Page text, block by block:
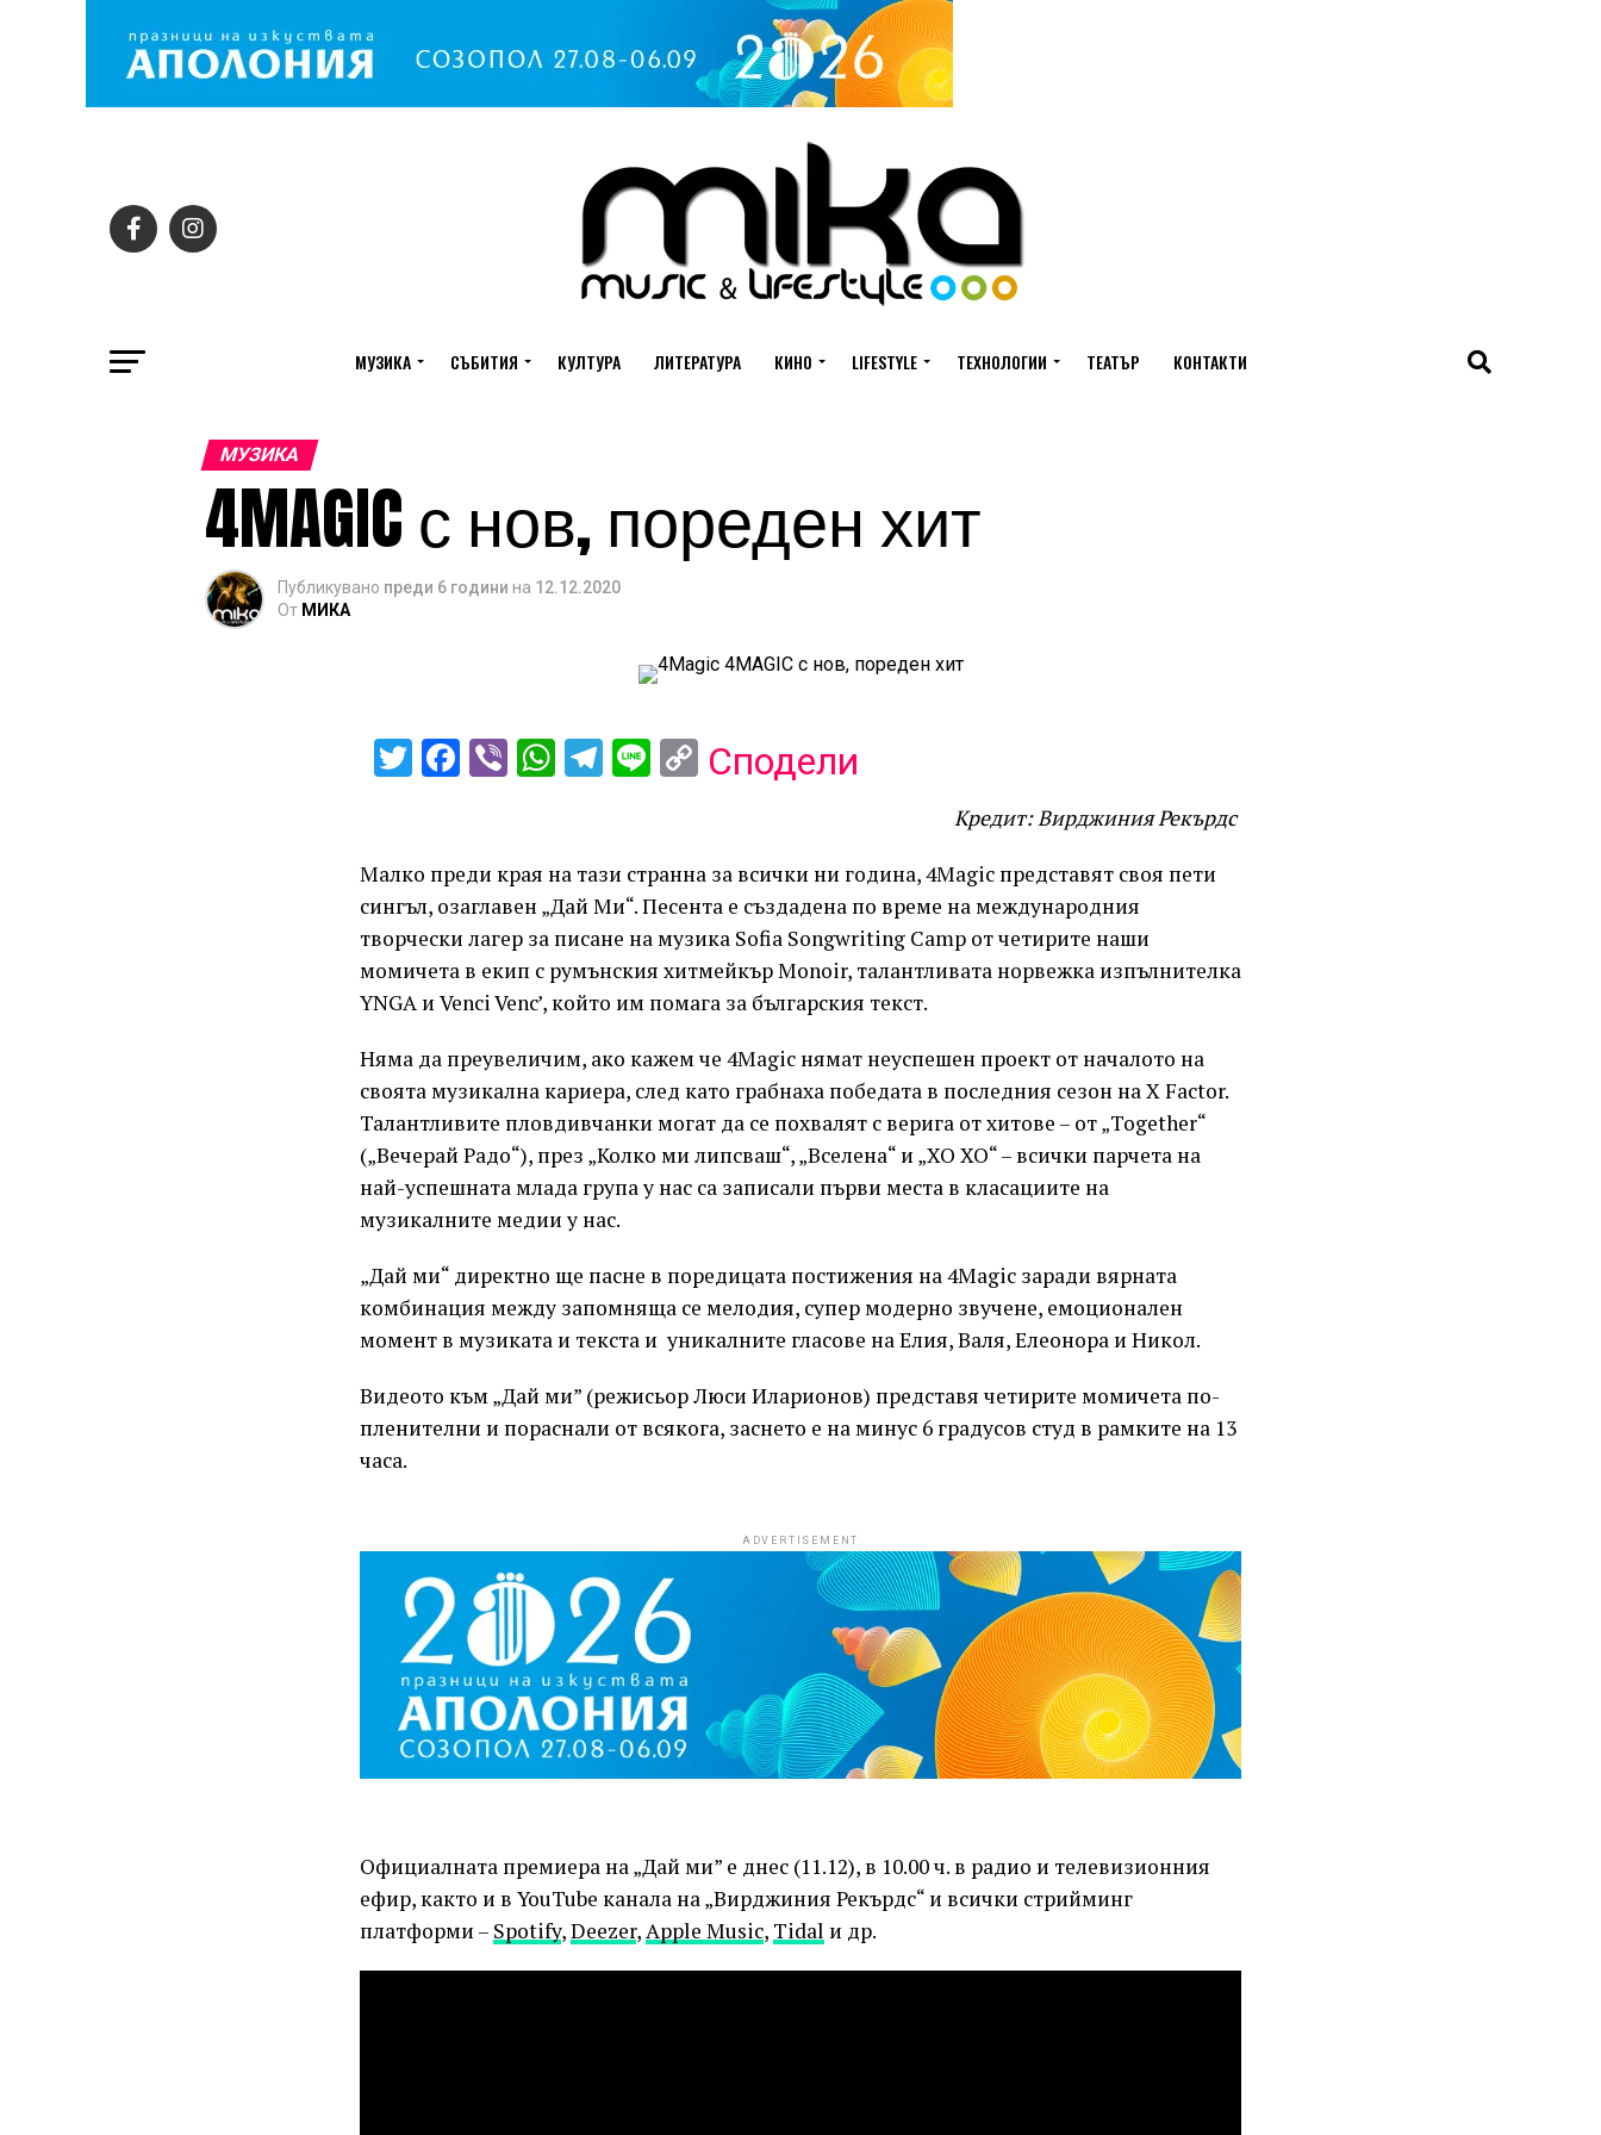
МУЗИКА СЪБИТИЯ КУЛТУРА ЛИТЕРАТУРА КИНО LIFESTYLE ТЕХНОЛОГИИ ТЕАТЪР КОНТАКТИ
МУЗИКА
4MAGIC с нов, пореден хит
Публикувано преди 6 години на 12.12.2020
От МИКА
Twitter
Facebook
ViberWhatsApp
Telegram
LineCopy
Сподели
Кредит: Вирджиния Рекърдс
Малко преди края на тази странна за всички ни година, 4Magic представят своя пети
сингъл, озаглавен „Дай Ми“. Песента е създадена по време на международния
творчески лагер за писане на музика Sofia Songwriting Camp от четирите наши
момичета в екип с румънския хитмейкър Monoir, талантливата норвежка изпълнителка
YNGA и Venci Venc’, който им помага за българския текст.
Няма да преувеличим, ако кажем че 4Magic нямат неуспешен проект от началото на
своята музикална кариера, след като грабнаха победата в последния сезон на X Factor.
Талантливите пловдивчанки могат да се похвалят с верига от хитове – от „Together“
(„Вечерай Радо“), през „Колко ми липсваш“, „Вселена“ и „XO XO“ – всички парчета на
най-успешната млада група у нас са записали първи места в класациите на
музикалните медии у нас.
„Дай ми“ директно ще пасне в поредицата постижения на 4Magic заради вярната
комбинация между запомняща се мелодия, супер модерно звучене, емоционален
момент в музиката и текста и уникалните гласове на Елия, Валя, Елеонора и Никол.
Видеото към „Дай ми” (режисьор Люси Иларионов) представя четирите момичета по-
пленителни и пораснали от всякога, заснето е на минус 6 градусов студ в рамките на 13
часа.
ADVERTISEMENT
Официалната премиера на „Дай ми” е днес (11.12), в 10.00 ч. в радио и телевизионния
ефир, както и в YouTube канала на „Вирджиния Рекърдс“ и всички стрийминг
платформи – Spotify,Deezer,Apple Music, Tidal и др.